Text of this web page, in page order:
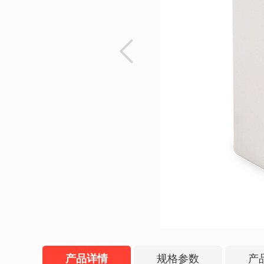
产品详情 规格参数 产